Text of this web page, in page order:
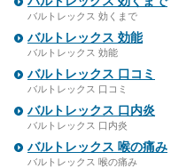
バルトレックス 効くまで
バルトレックス 効能
バルトレックス 効能
バルトレックス 口コミ
バルトレックス 口コミ
バルトレックス 口内炎
バルトレックス 口内炎
バルトレックス 喉の痛み
バルトレックス 喉の痛み